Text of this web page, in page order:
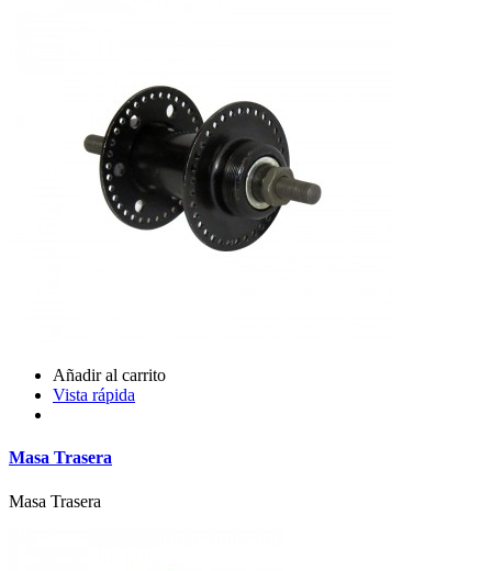
Añadir al carrito
Vista rápida
Masa Trasera
Masa Trasera